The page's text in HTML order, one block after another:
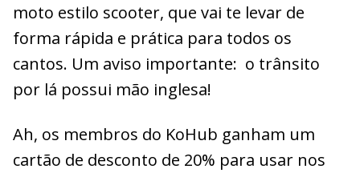
moto estilo scooter, que vai te levar de
forma rápida e prática para todos os
cantos. Um aviso importante: o trânsito
por lá possui mão inglesa!
Ah, os membros do KoHub ganham um
cartão de desconto de 20% para usar nos